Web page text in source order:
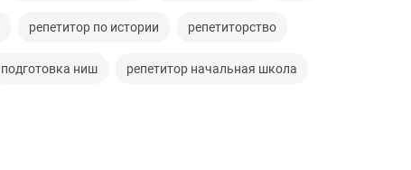
репетитор по истории репетиторство
подготовка ниш репетитор начальная школа